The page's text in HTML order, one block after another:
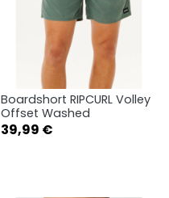
Boardshort RIPCURL Volley
Offset Washed
Prix
39,99 €